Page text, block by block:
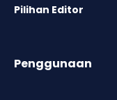
Pilihan Editor
Penggunaan